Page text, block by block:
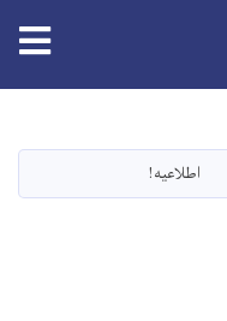
اطلاعیه!